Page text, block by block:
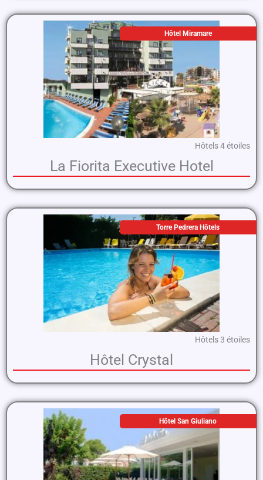
Hôtel Miramare
Hôtels 4 étoiles
La Fiorita Executive Hotel
Torre Pedrera Hôtels
Hôtels 3 étoiles
Hôtel Crystal
Hôtel San Giuliano